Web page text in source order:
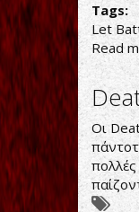
Tags:
Let
Read
Οι